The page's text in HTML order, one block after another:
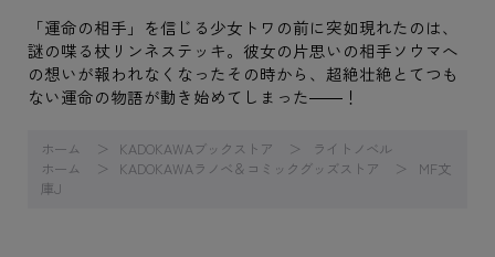
「運命の相手」を信じる少女トワの前に突如現れたのは、
謎の喋る杖リンネステッキ。彼女の片思いの相手ソウマへ
の想いが報われなくなったその時から、超絶壮絶とてつも
ない運命の物語が動き始めてしまった――！
ホーム KADOKAWAブックストア
ライトノベル
ホーム
KADOKAWAラノベ＆コミックグッズストア
MF文
庫J